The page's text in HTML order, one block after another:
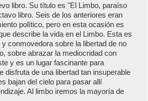
libro. Su título es "El Limbo, paraíso
libro. Seis de los anteriores eran
político, pero en esta ocasión es
describe la vida en el Limbo. Esta es
y conmovedora sobre la libertad de no
sobre abrazar la mediocridad con
y es un lugar fascinante para
disfruta de una libertad tan insuperable
bajan del cielo para pasar allí
Al limbo iremos la mayoría de